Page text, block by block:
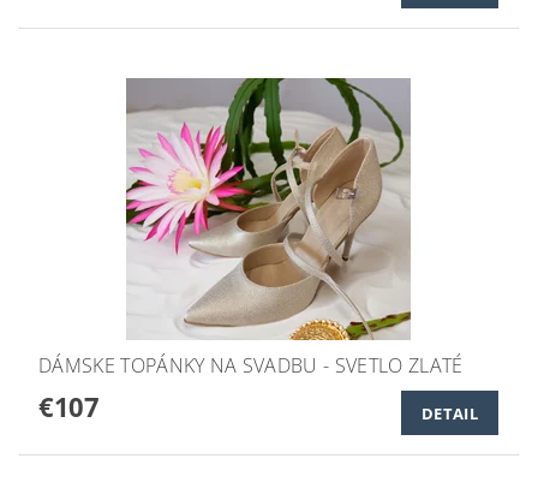
DÁMSKE TOPÁNKY NA SVADBU - SVETLO ZLATÉ
€107 DETAIL